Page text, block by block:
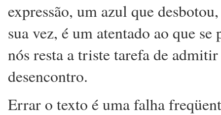
expressão, um azul que
sua vez, é um atentado ao que
nós resta a triste tarefa de
desencontro.
Errar o texto é uma falha